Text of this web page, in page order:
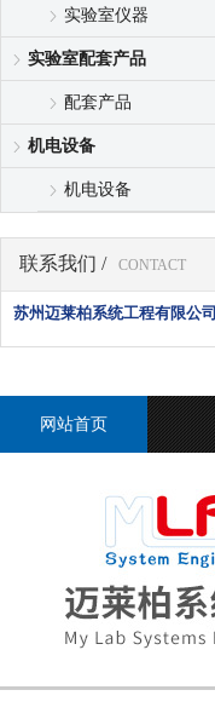
实验室仪器
实验室配套产品
配套产品
机电设备
机电设备
联系我们 / CONTACT
苏州迈莱柏系统工程有限公司
网站首页